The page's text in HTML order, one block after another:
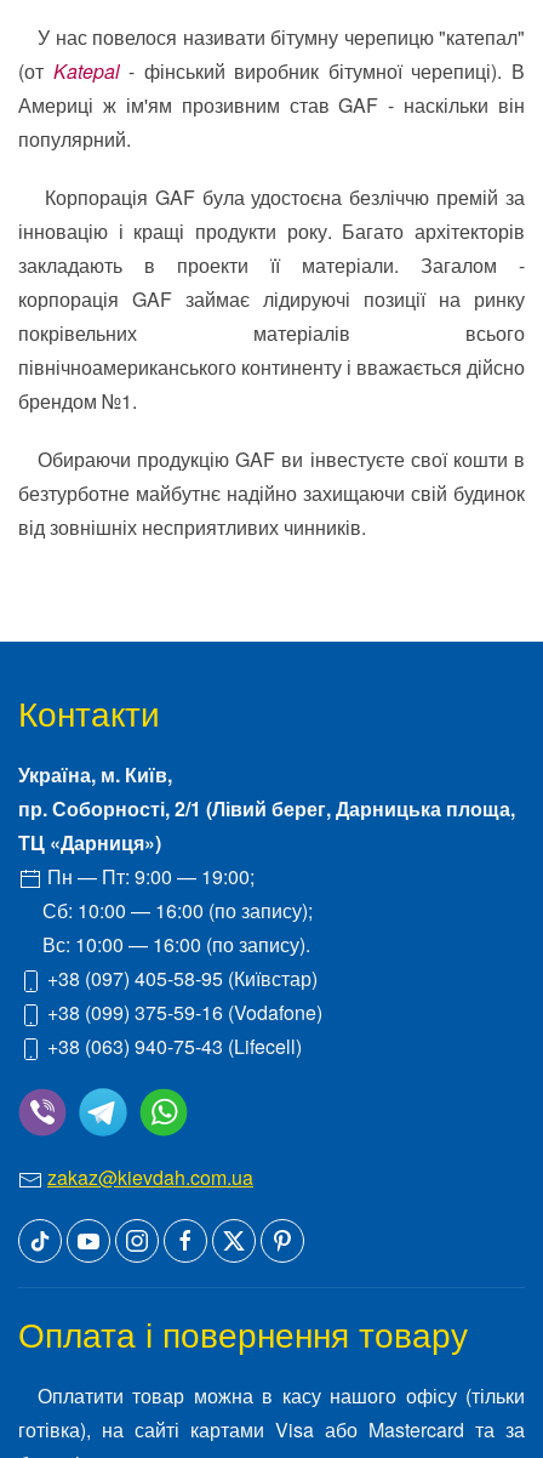
У нас повелося називати бітумну черепицю "катепал"
(от Katepal- фінський виробник бітумної черепиці). В
Америці ж ім'ям прозивним став GAF - наскільки він
популярний.
Корпорація GAF була удостоєна безліччю премій за
інновацію і кращі продукти року. Багато архітекторів
закладають в проекти її матеріали. Загалом -
корпорація GAF займає лідируючі позиції на ринку
покрівельних матеріалів всього
північноамериканського континенту і вважається дійсно
брендом №1.
Обираючи продукцію GAF ви інвестуєте свої кошти в
безтурботне майбутнє надійно захищаючи свій будинок
від зовнішніх несприятливих чинників.
Контакти
Україна, м. Київ,
пр. Соборності, 2/1 (Лівий берег, Дарницька площа,
ТЦ «Дарниця»)
Пн — Пт: 9:00 — 19:00;
Сб: 10:00 — 16:00 (по запису);
Вс: 10:00 — 16:00 (по запису).
+38 (097) 405-58-95 (Київстар)
+38 (099) 375-59-16 (Vodafone)
+38 (063) 940-75-43 (Lifecell)
zakaz@kievdah.com.ua
Оплата і повернення товару
Оплатити товар можна в касу нашого офісу (тільки
готівка), на сайті картами Visa або Mastercard та за